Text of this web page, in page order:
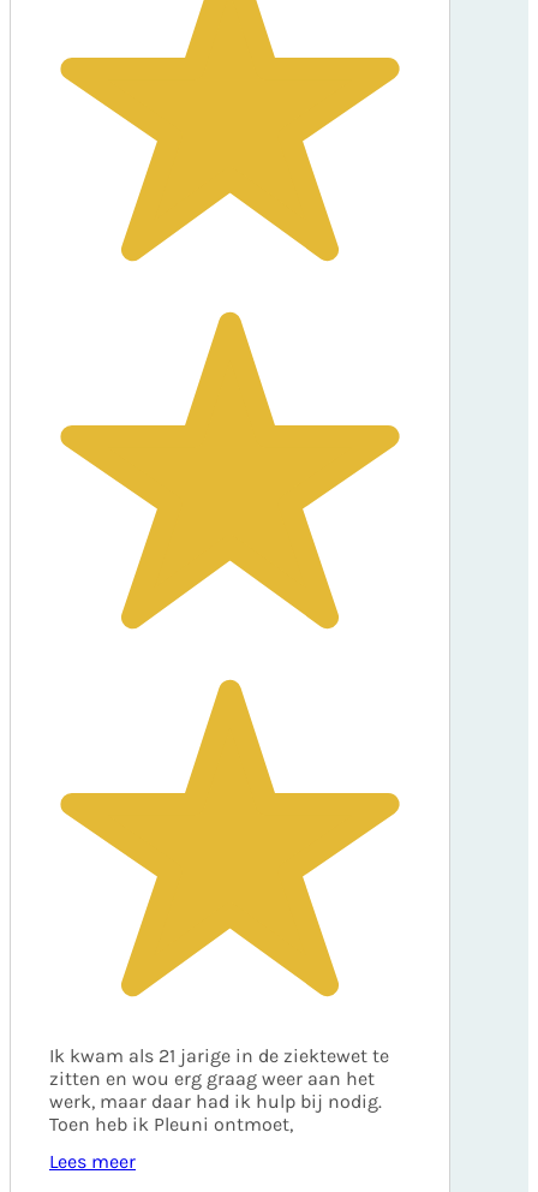
Ik kwam als 21 jarige in de ziektewet te
zitten en wou erg graag weer aan het
werk, maar daar had ik hulp bij nodig.
Toen heb ik Pleuni ontmoet,
Lees meer